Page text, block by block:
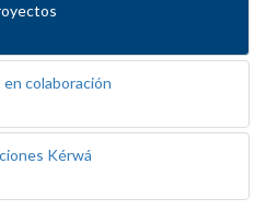
colaboración
Kérwá